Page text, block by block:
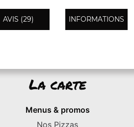
AVIS (29) INFORMATIONS
La carte
Menus & promos
Nos Pizzas